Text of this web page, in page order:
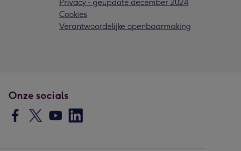
Privacy - geupdate december 2024
Cookies
Verantwoordelijke openbaarmaking
Onze socials